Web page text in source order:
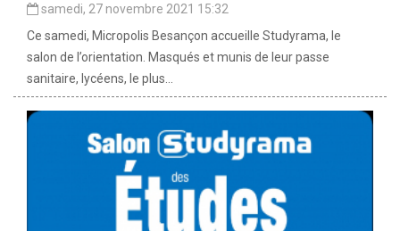
samedi, 27 novembre 2021 15:32
Ce samedi, Micropolis Besançon accueille Studyrama, le
salon de l’orientation. Masqués et munis de leur passe
sanitaire, lycéens, le plus...